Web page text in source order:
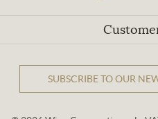
SUBSCRIBE TO OUR